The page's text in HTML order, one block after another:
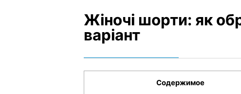
Жіночі шорти: як
варіант
Содержимое